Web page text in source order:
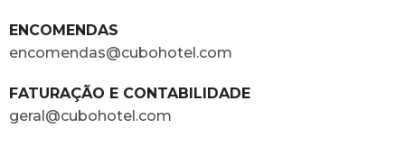
ENCOMENDAS
encomendas@cubohotel.com
FATURAÇÃO E CONTABILIDADE
geral@cubohotel.com